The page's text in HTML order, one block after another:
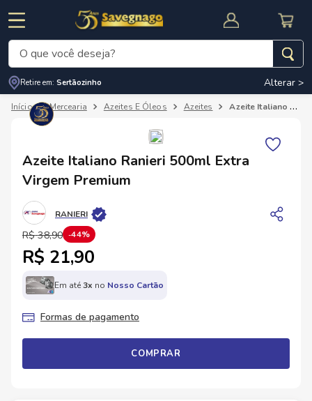
CUPOM DE DESCONTO
O que você deseja?
Retire em: Sertãozinho Alterar >
Mercearia Azeites E Óleos Azeites Azeite Italiano Ranieri 500ml Extra Virgem Premium
Azeite Italiano Ranieri 500ml Extra
Virgem Premium
RANIERI
R$ 38,90 44%
R$ 21,90
Em até3x no Nosso Cartão
Formas de pagamento
COMPRAR
Termos mais buscados
leite
3º
cerveja
carne
5º arroz